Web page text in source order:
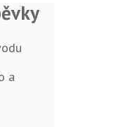
a